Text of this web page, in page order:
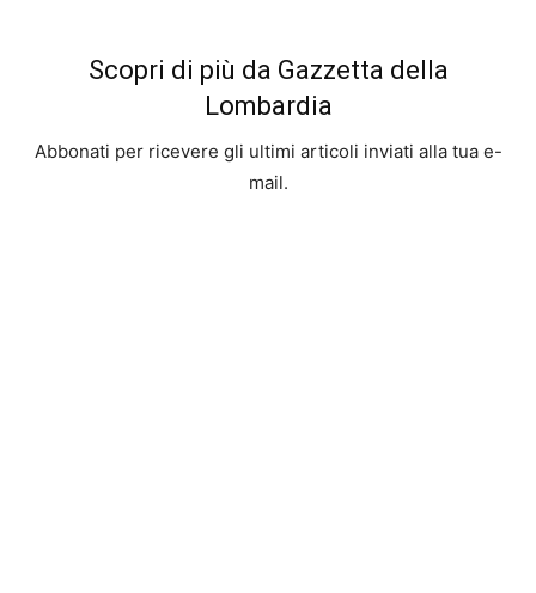
Scopri di più da Gazzetta della
Lombardia
Abbonati per ricevere gli ultimi articoli inviati alla tua e-
mail.